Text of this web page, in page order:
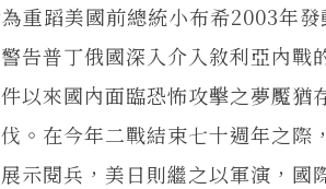
重蹈美國前總統小布希2003年發
告普丁俄國深入介入敘利亞內戰
以來國內面臨恐怖攻擊之夢魘猶
。在今年二戰結束七十週年之際
示閱兵，美日則繼之以軍演，國